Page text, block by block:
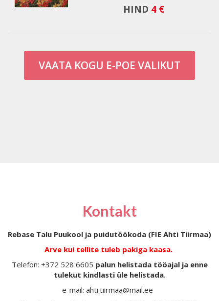
HIND 4 €
VAATA KOGU E-POE VALIKUT
Kontakt
Rebase Talu Puukool ja puidutöökoda (FIE Ahti Tiirmaa)
Arve kui tellite tuleb pakiga kaasa.
Telefon: +372 528 6605 palun helistada tööajal ja enne
tulekut kindlasti üle helistada.
e-mail: ahti.tiirmaa@mail.ee